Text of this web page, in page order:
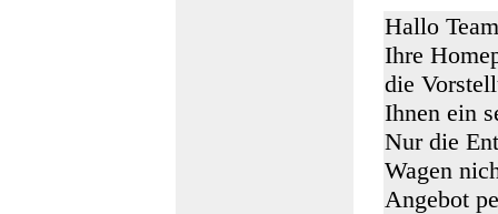
Hallo
Ihre
die
Ihnen ein
Nur die
Wagen
Angebot